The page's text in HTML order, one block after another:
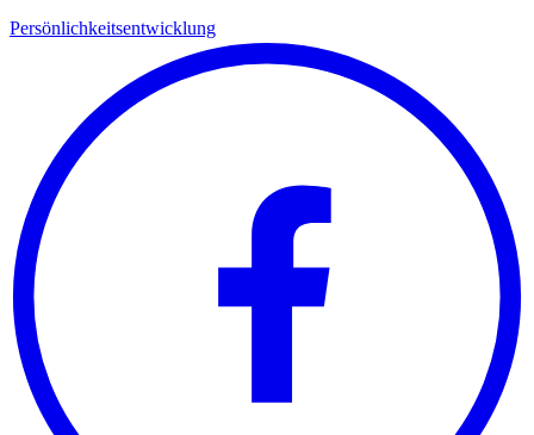
Persönlichkeitsentwicklung